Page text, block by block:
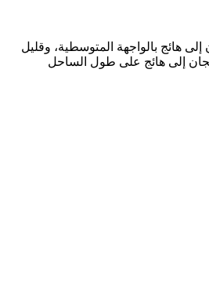
هائج بالواجهة المتوسطية، وقليل
إلى هائج على طول الساحل